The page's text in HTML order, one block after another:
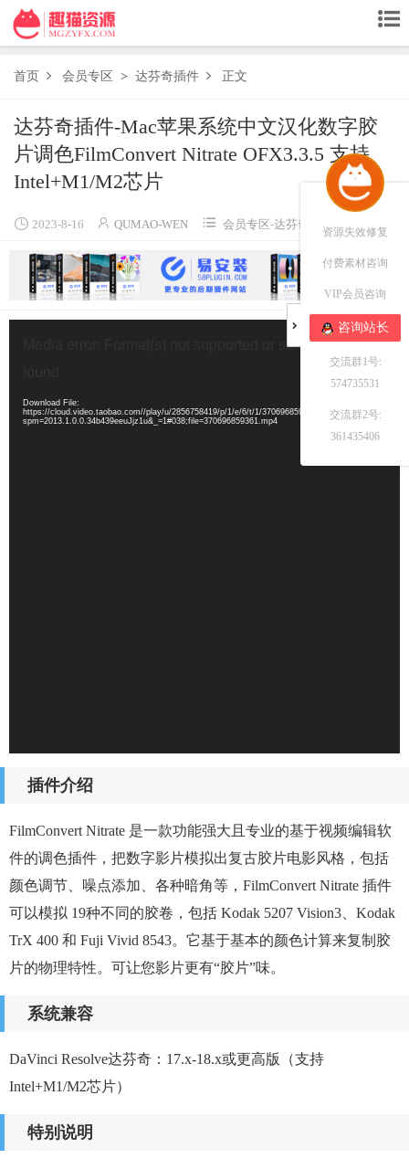
首页  会员专区 > 达芬奇插件  正文
达芬奇插件-Mac苹果系统中文汉化数字胶
片调色FilmConvert Nitrate OFX3.3.5 支持
Intel+M1/M2芯片
 2023-8-16  QUMAO-WEN  会员专区-达芬奇插件 4713
Media error: Format(s) not supported or source(s) not
Download File:
https://cloud.video.taobao.com//play/u/2856758419/p/1/e/6/t/1/370696859361.mp4?
spm=2013.1.0.0.34b439eeuJjz1u&_=1#038;file=370696859361.mp4
插件介绍
FilmConvert Nitrate 是一款功能强大且专业的基于视频编辑软
件的调色插件，把数字影片模拟出复古胶片电影风格，包括
颜色调节、噪点添加、各种暗角等，FilmConvert Nitrate 插件
可以模拟 19种不同的胶卷，包括 Kodak 5207 Vision3、Kodak
TrX 400 和 Fuji Vivid 8543。它基于基本的颜色计算来复制胶
片的物理特性。可让您影片更有“胶片”味。
系统兼容
DaVinci Resolve达芬奇：17.x-18.x或更高版（支持
Intel+M1/M2芯片）
特别说明
资源失效修复
付费素材咨询
VIP会员咨询
咨询站长
交流群1号:
574735531
交流群2号:
361435406